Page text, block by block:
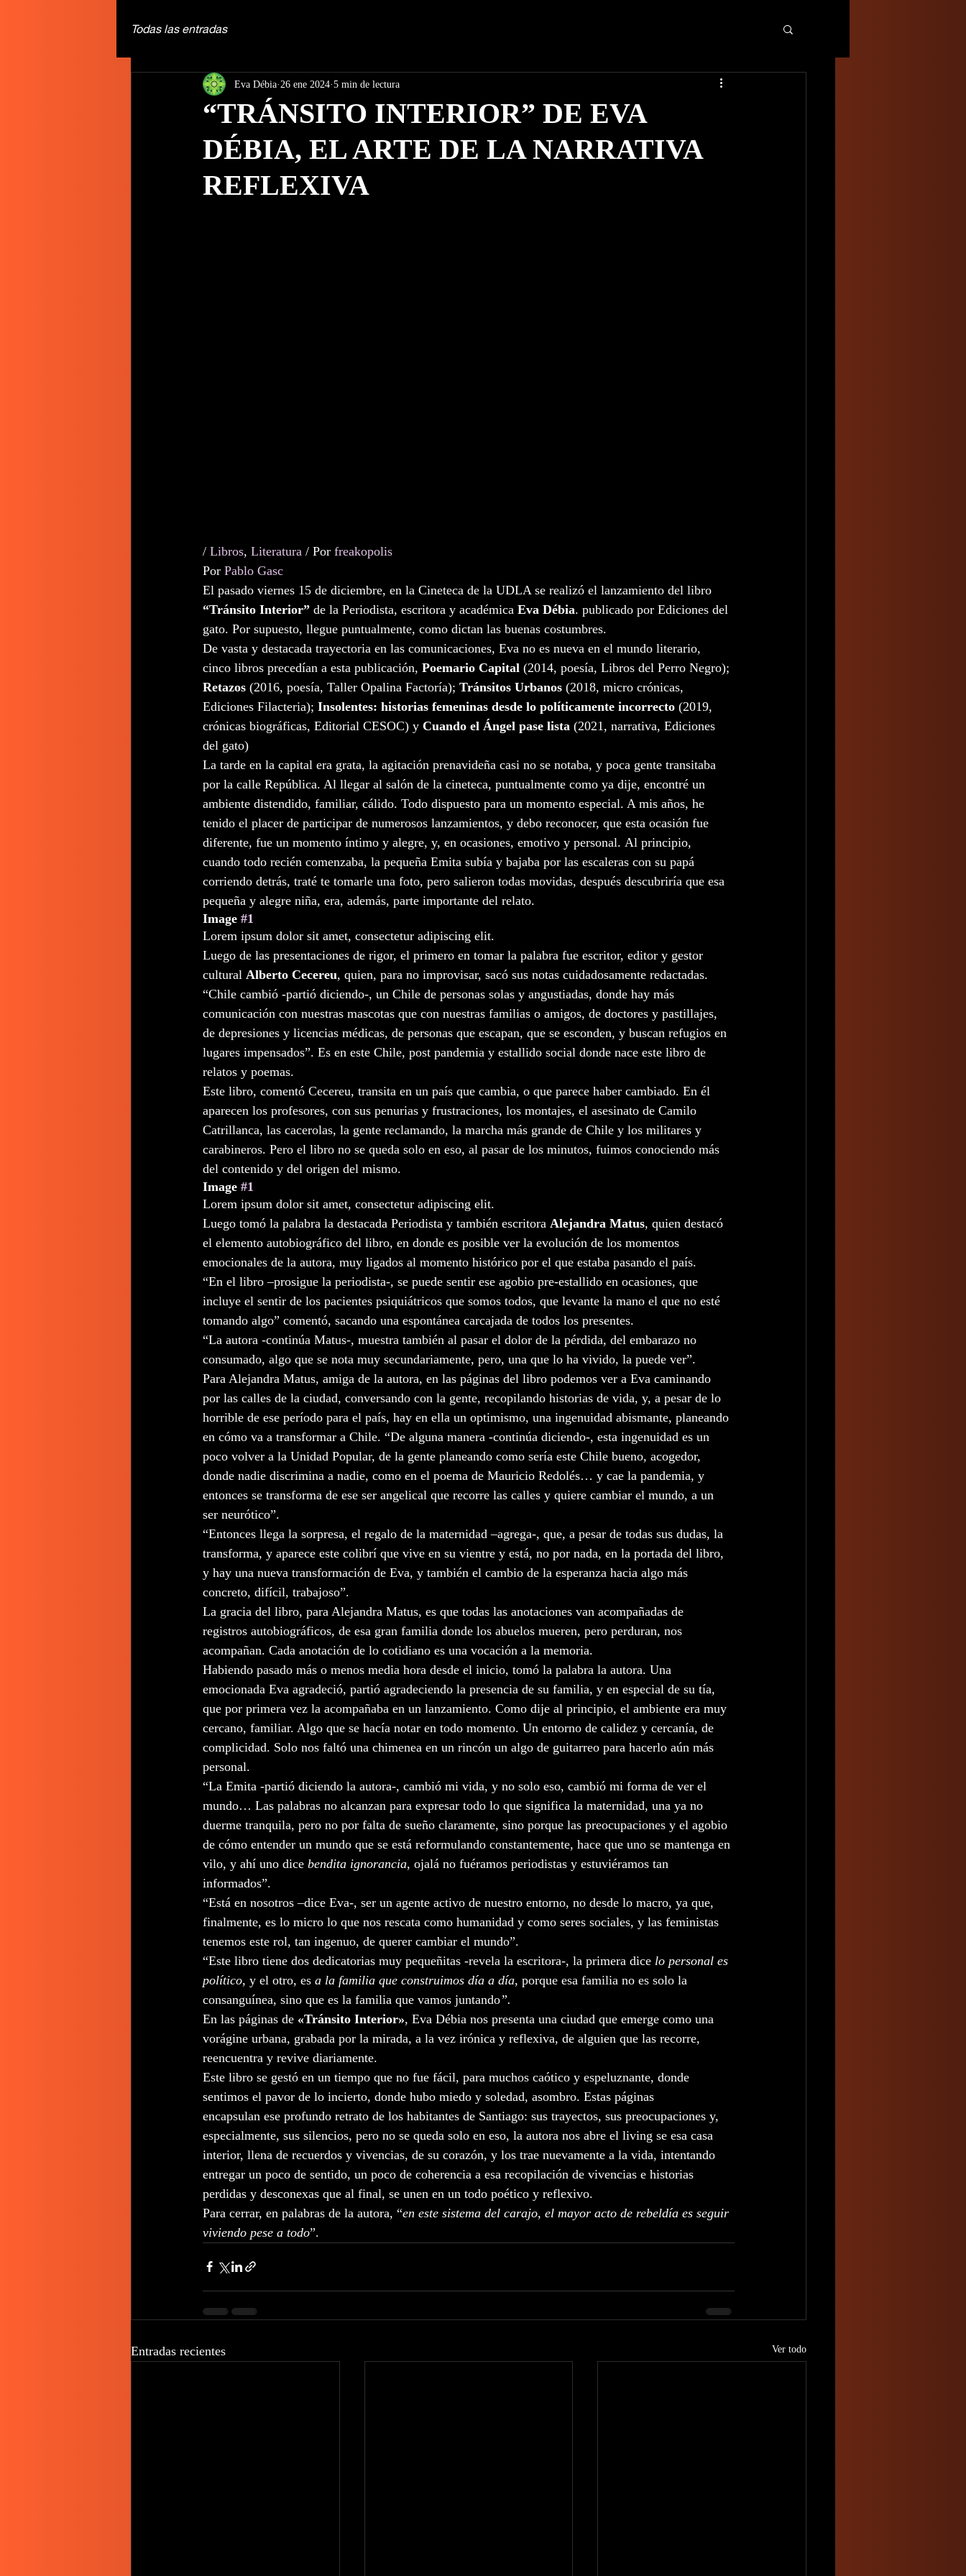
Todas las entradas
“TRÁNSITO INTERIOR” DE EVA
DÉBIA, EL ARTE DE LA NARRATIVA
REFLEXIVA
Eva Débia 26 ene 2024 5 min de lectura
/ Libros, Literatura / Por freakopolis
Por Pablo Gasc
El pasado viernes 15 de diciembre, en la Cineteca de la UDLA se realizó el lanzamiento del libro
“Tránsito Interior” de la Periodista, escritora y académica Eva Débia. publicado por Ediciones del
gato. Por supuesto, llegue puntualmente, como dictan las buenas costumbres.
De vasta y destacada trayectoria en las comunicaciones, Eva no es nueva en el mundo literario,
cinco libros precedían a esta publicación, Poemario Capital (2014, poesía, Libros del Perro Negro);
Retazos (2016, poesía, Taller Opalina Factoría); Tránsitos Urbanos (2018, micro crónicas,
Ediciones Filacteria); Insolentes: historias femeninas desde lo políticamente incorrecto (2019,
crónicas biográficas, Editorial CESOC) y Cuando el Ángel pase lista (2021, narrativa, Ediciones
del gato)
La tarde en la capital era grata, la agitación prenavideña casi no se notaba, y poca gente transitaba
por la calle República. Al llegar al salón de la cineteca, puntualmente como ya dije, encontré un
ambiente distendido, familiar, cálido. Todo dispuesto para un momento especial. A mis años, he
tenido el placer de participar de numerosos lanzamientos, y debo reconocer, que esta ocasión fue
diferente, fue un momento íntimo y alegre, y, en ocasiones, emotivo y personal. Al principio,
cuando todo recién comenzaba, la pequeña Emita subía y bajaba por las escaleras con su papá
corriendo detrás, traté te tomarle una foto, pero salieron todas movidas, después descubriría que esa
pequeña y alegre niña, era, además, parte importante del relato.
Image #1
Lorem ipsum dolor sit amet, consectetur adipiscing elit.
Luego de las presentaciones de rigor, el primero en tomar la palabra fue escritor, editor y gestor
cultural Alberto Cecereu, quien, para no improvisar, sacó sus notas cuidadosamente redactadas.
“Chile cambió -partió diciendo-, un Chile de personas solas y angustiadas, donde hay más
comunicación con nuestras mascotas que con nuestras familias o amigos, de doctores y pastillajes,
de depresiones y licencias médicas, de personas que escapan, que se esconden, y buscan refugios en
lugares impensados”. Es en este Chile, post pandemia y estallido social donde nace este libro de
relatos y poemas.
Este libro, comentó Cecereu, transita en un país que cambia, o que parece haber cambiado. En él
aparecen los profesores, con sus penurias y frustraciones, los montajes, el asesinato de Camilo
Catrillanca, las cacerolas, la gente reclamando, la marcha más grande de Chile y los militares y
carabineros. Pero el libro no se queda solo en eso, al pasar de los minutos, fuimos conociendo más
del contenido y del origen del mismo.
Image #1
Lorem ipsum dolor sit amet, consectetur adipiscing elit.
Luego tomó la palabra la destacada Periodista y también escritora Alejandra Matus, quien destacó
el elemento autobiográfico del libro, en donde es posible ver la evolución de los momentos
emocionales de la autora, muy ligados al momento histórico por el que estaba pasando el país.
“En el libro –prosigue la periodista-, se puede sentir ese agobio pre-estallido en ocasiones, que
incluye el sentir de los pacientes psiquiátricos que somos todos, que levante la mano el que no esté
tomando algo” comentó, sacando una espontánea carcajada de todos los presentes.
“La autora -continúa Matus-, muestra también al pasar el dolor de la pérdida, del embarazo no
consumado, algo que se nota muy secundariamente, pero, una que lo ha vivido, la puede ver”.
Para Alejandra Matus, amiga de la autora, en las páginas del libro podemos ver a Eva caminando
por las calles de la ciudad, conversando con la gente, recopilando historias de vida, y, a pesar de lo
horrible de ese período para el país, hay en ella un optimismo, una ingenuidad abismante, planeando
en cómo va a transformar a Chile. “De alguna manera -continúa diciendo-, esta ingenuidad es un
poco volver a la Unidad Popular, de la gente planeando como sería este Chile bueno, acogedor,
donde nadie discrimina a nadie, como en el poema de Mauricio Redolés… y cae la pandemia, y
entonces se transforma de ese ser angelical que recorre las calles y quiere cambiar el mundo, a un
ser neurótico”.
“Entonces llega la sorpresa, el regalo de la maternidad –agrega-, que, a pesar de todas sus dudas, la
transforma, y aparece este colibrí que vive en su vientre y está, no por nada, en la portada del libro,
y hay una nueva transformación de Eva, y también el cambio de la esperanza hacia algo más
concreto, difícil, trabajoso”.
La gracia del libro, para Alejandra Matus, es que todas las anotaciones van acompañadas de
registros autobiográficos, de esa gran familia donde los abuelos mueren, pero perduran, nos
acompañan. Cada anotación de lo cotidiano es una vocación a la memoria.
Habiendo pasado más o menos media hora desde el inicio, tomó la palabra la autora. Una
emocionada Eva agradeció, partió agradeciendo la presencia de su familia, y en especial de su tía,
que por primera vez la acompañaba en un lanzamiento. Como dije al principio, el ambiente era muy
cercano, familiar. Algo que se hacía notar en todo momento. Un entorno de calidez y cercanía, de
complicidad. Solo nos faltó una chimenea en un rincón un algo de guitarreo para hacerlo aún más
personal.
“La Emita -partió diciendo la autora-, cambió mi vida, y no solo eso, cambió mi forma de ver el
mundo… Las palabras no alcanzan para expresar todo lo que significa la maternidad, una ya no
duerme tranquila, pero no por falta de sueño claramente, sino porque las preocupaciones y el agobio
de cómo entender un mundo que se está reformulando constantemente, hace que uno se mantenga en
vilo, y ahí uno dice bendita ignorancia, ojalá no fuéramos periodistas y estuviéramos tan
informados”.
“Está en nosotros –dice Eva-, ser un agente activo de nuestro entorno, no desde lo macro, ya que,
finalmente, es lo micro lo que nos rescata como humanidad y como seres sociales, y las feministas
tenemos este rol, tan ingenuo, de querer cambiar el mundo”.
“Este libro tiene dos dedicatorias muy pequeñitas -revela la escritora-, la primera dice lo personal es
político, y el otro, es a la familia que construimos día a día, porque esa familia no es solo la
consanguínea, sino que es la familia que vamos juntando”.
En las páginas de «Tránsito Interior», Eva Débia nos presenta una ciudad que emerge como una
vorágine urbana, grabada por la mirada, a la vez irónica y reflexiva, de alguien que las recorre,
reencuentra y revive diariamente.
Este libro se gestó en un tiempo que no fue fácil, para muchos caótico y espeluznante, donde
sentimos el pavor de lo incierto, donde hubo miedo y soledad, asombro. Estas páginas
encapsulan ese profundo retrato de los habitantes de Santiago: sus trayectos, sus preocupaciones y,
especialmente, sus silencios, pero no se queda solo en eso, la autora nos abre el living se esa casa
interior, llena de recuerdos y vivencias, de su corazón, y los trae nuevamente a la vida, intentando
entregar un poco de sentido, un poco de coherencia a esa recopilación de vivencias e historias
perdidas y desconexas que al final, se unen en un todo poético y reflexivo.
Para cerrar, en palabras de la autora, “en este sistema del carajo, el mayor acto de rebeldía es seguir
viviendo pese a todo”.
Entradas recientes Ver todo